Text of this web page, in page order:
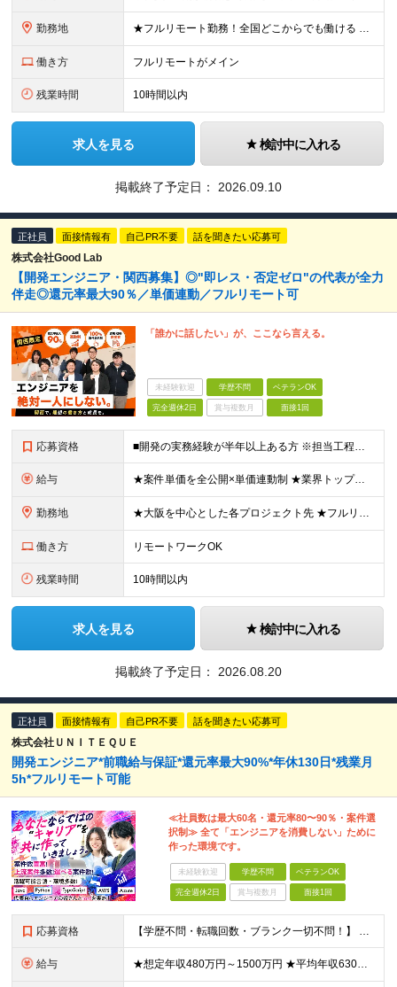
勤務地 ★フルリモート勤務！全国どこからでも働ける ＼一人にならない！帰属意識を感じながら働ける／ リモートでもメンバー間のやり取りをスムーズに行えるように、 当社ではLINEグループを導入。活発なコミュニ
働き方 フルリモートがメイン
残業時間 10時間以内
求人を見る 検討中に入れる
掲載終了予定日： 2026.09.10
正社員 面接情報有 自己PR不要 話を聞きたい応募可
株式会社Good Lab
【開発エンジニア・関西募集】◎"即レス・否定ゼロ"の代表が全力
伴走◎還元率最大90％／単価連動／フルリモート可
「誰かに話したい」が、ここなら言える。
未経験歓迎 学歴不問 ベテランOK
完全週休2日 賞与複数月 面接1回
応募資格 ■開発の実務経験が半年以上ある方 ※担当工程・言語・分野は問いません ■学歴不問 《こんなモヤモヤを抱えている方、ぜひ一度お話しましょう！》 ・ 今の案件を自分で選べず、やりたい仕事ができていない
給与 ★案件単価を全公開×単価連動制 ★業界トップクラスの還元率（単価×75％～90％） ◇月給35～85万円（固定残業代含む）＋賞与年1回＋各種手当◇ ※固定残業代は、時間外労働の有無に関わらず月30
勤務地 ★大阪を中心とした各プロジェクト先 ★フルリモート・リモートワークOK！ ★出社派も大歓迎！駅チカオフィスで通勤ラクラク◎ ★会社都合の転勤なし！ ■大阪本社 大阪府大阪市北区西天満5丁目16-3
働き方 リモートワークOK
残業時間 10時間以内
求人を見る 検討中に入れる
掲載終了予定日： 2026.08.20
正社員 面接情報有 自己PR不要 話を聞きたい応募可
株式会社ＵＮＩＴＥＱＵＥ
開発エンジニア*前職給与保証*還元率最大90%*年休130日*残業月
5h*フルリモート可能
≪社員数は最大60名・還元率80〜90％・案件選
択制≫ 全て「エンジニアを消費しない」ために
作った環境です。
未経験歓迎 学歴不問 ベテランOK
完全週休2日 賞与複数月 面接1回
応募資格 【学歴不問・転職回数・ブランク一切不問！】 ●ITエンジニアとしての実務経験をお持ちの方（言語、年数不問） ★「今の会社ではキャリアが描けない」「もっと評価されたい」という方にピッタリの環境 ★運用
給与 ★想定年収480万円～1500万円 ★平均年収630万円 ★還元率は業界最高水準の80％以上 ★全員が年収UPの実績あり ◆月給38万円～110万円＋各種手当 ※スキル・経験・能力を考慮して決定しま